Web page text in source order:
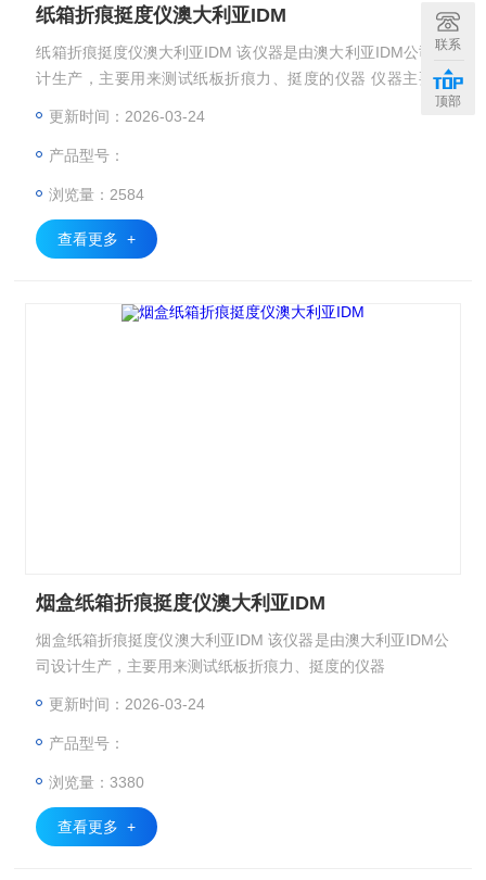
纸箱折痕挺度仪澳大利亚IDM
纸箱折痕挺度仪澳大利亚IDM 该仪器是由澳大利亚IDM公司设
计生产，主要用来测试纸板折痕力、挺度的仪器 仪器主要用
来测量纸板挺度及压痕力大小，丛而为控制挺度与压痕力之间
痕力大小，从而为控制挺度与压痕力之间比例提供科学数据
更新时间：2026-03-24
产品型号：
浏览量：2584
查看更多 +
烟盒纸箱折痕挺度仪澳大利亚IDM
烟盒纸箱折痕挺度仪澳大利亚IDM 该仪器是由澳大利亚IDM公
司设计生产，主要用来测试纸板折痕力、挺度的仪器
更新时间：2026-03-24
产品型号：
浏览量：3380
查看更多 +
联系
顶部